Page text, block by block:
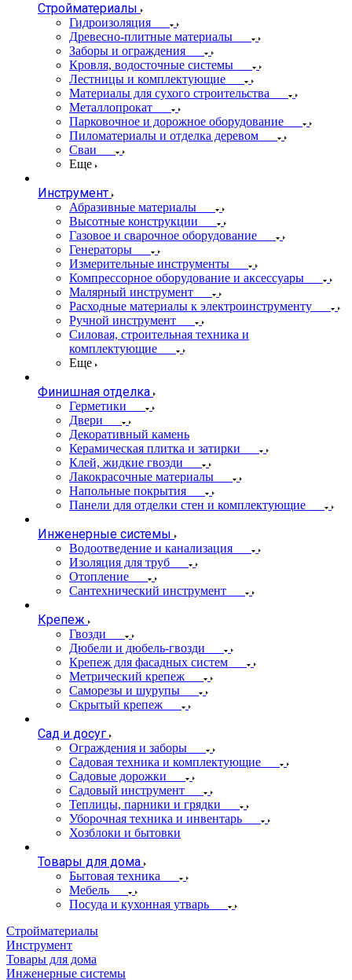
Стройматериалы
Гидроизоляция
Древесно-плитные материалы
Заборы и ограждения
Кровля, водосточные системы
Лестницы и комплектующие
Материалы для сухого строительства
Металлопрокат
Парковочное и дорожное оборудование
Пиломатериалы и отделка деревом
Сваи
Еще
Инструмент
Абразивные материалы
Высотные конструкции
Газовое и сварочное оборудование
Генераторы
Измерительные инструменты
Компрессорное оборудование и аксессуары
Малярный инструмент
Расходные материалы к электроинструменту
Ручной инструмент
Силовая, строительная техника и
комплектующие
Еще
Финишная отделка
Герметики
Двери
Декоративный камень
Керамическая плитка и затирки
Клей, жидкие гвозди
Лакокрасочные материалы
Напольные покрытия
Панели для отделки стен и комплектующие
Инженерные системы
Водоотведение и канализация
Изоляция для труб
Отопление
Сантехнический инструмент
Крепеж
Гвозди
Дюбели и дюбель-гвозди
Крепеж для фасадных систем
Метрический крепеж
Саморезы и шурупы
Скрытый крепеж
Сад и досуг
Ограждения и заборы
Садовая техника и комплектующие
Садовые дорожки
Садовый инструмент
Теплицы, парники и грядки
Уборочная техника и инвентарь
Хозблоки и бытовки
Товары для дома
Бытовая техника
Мебель
Посуда и кухонная утварь
Стройматериалы
Инструмент
Товары для дома
Инженерные системы